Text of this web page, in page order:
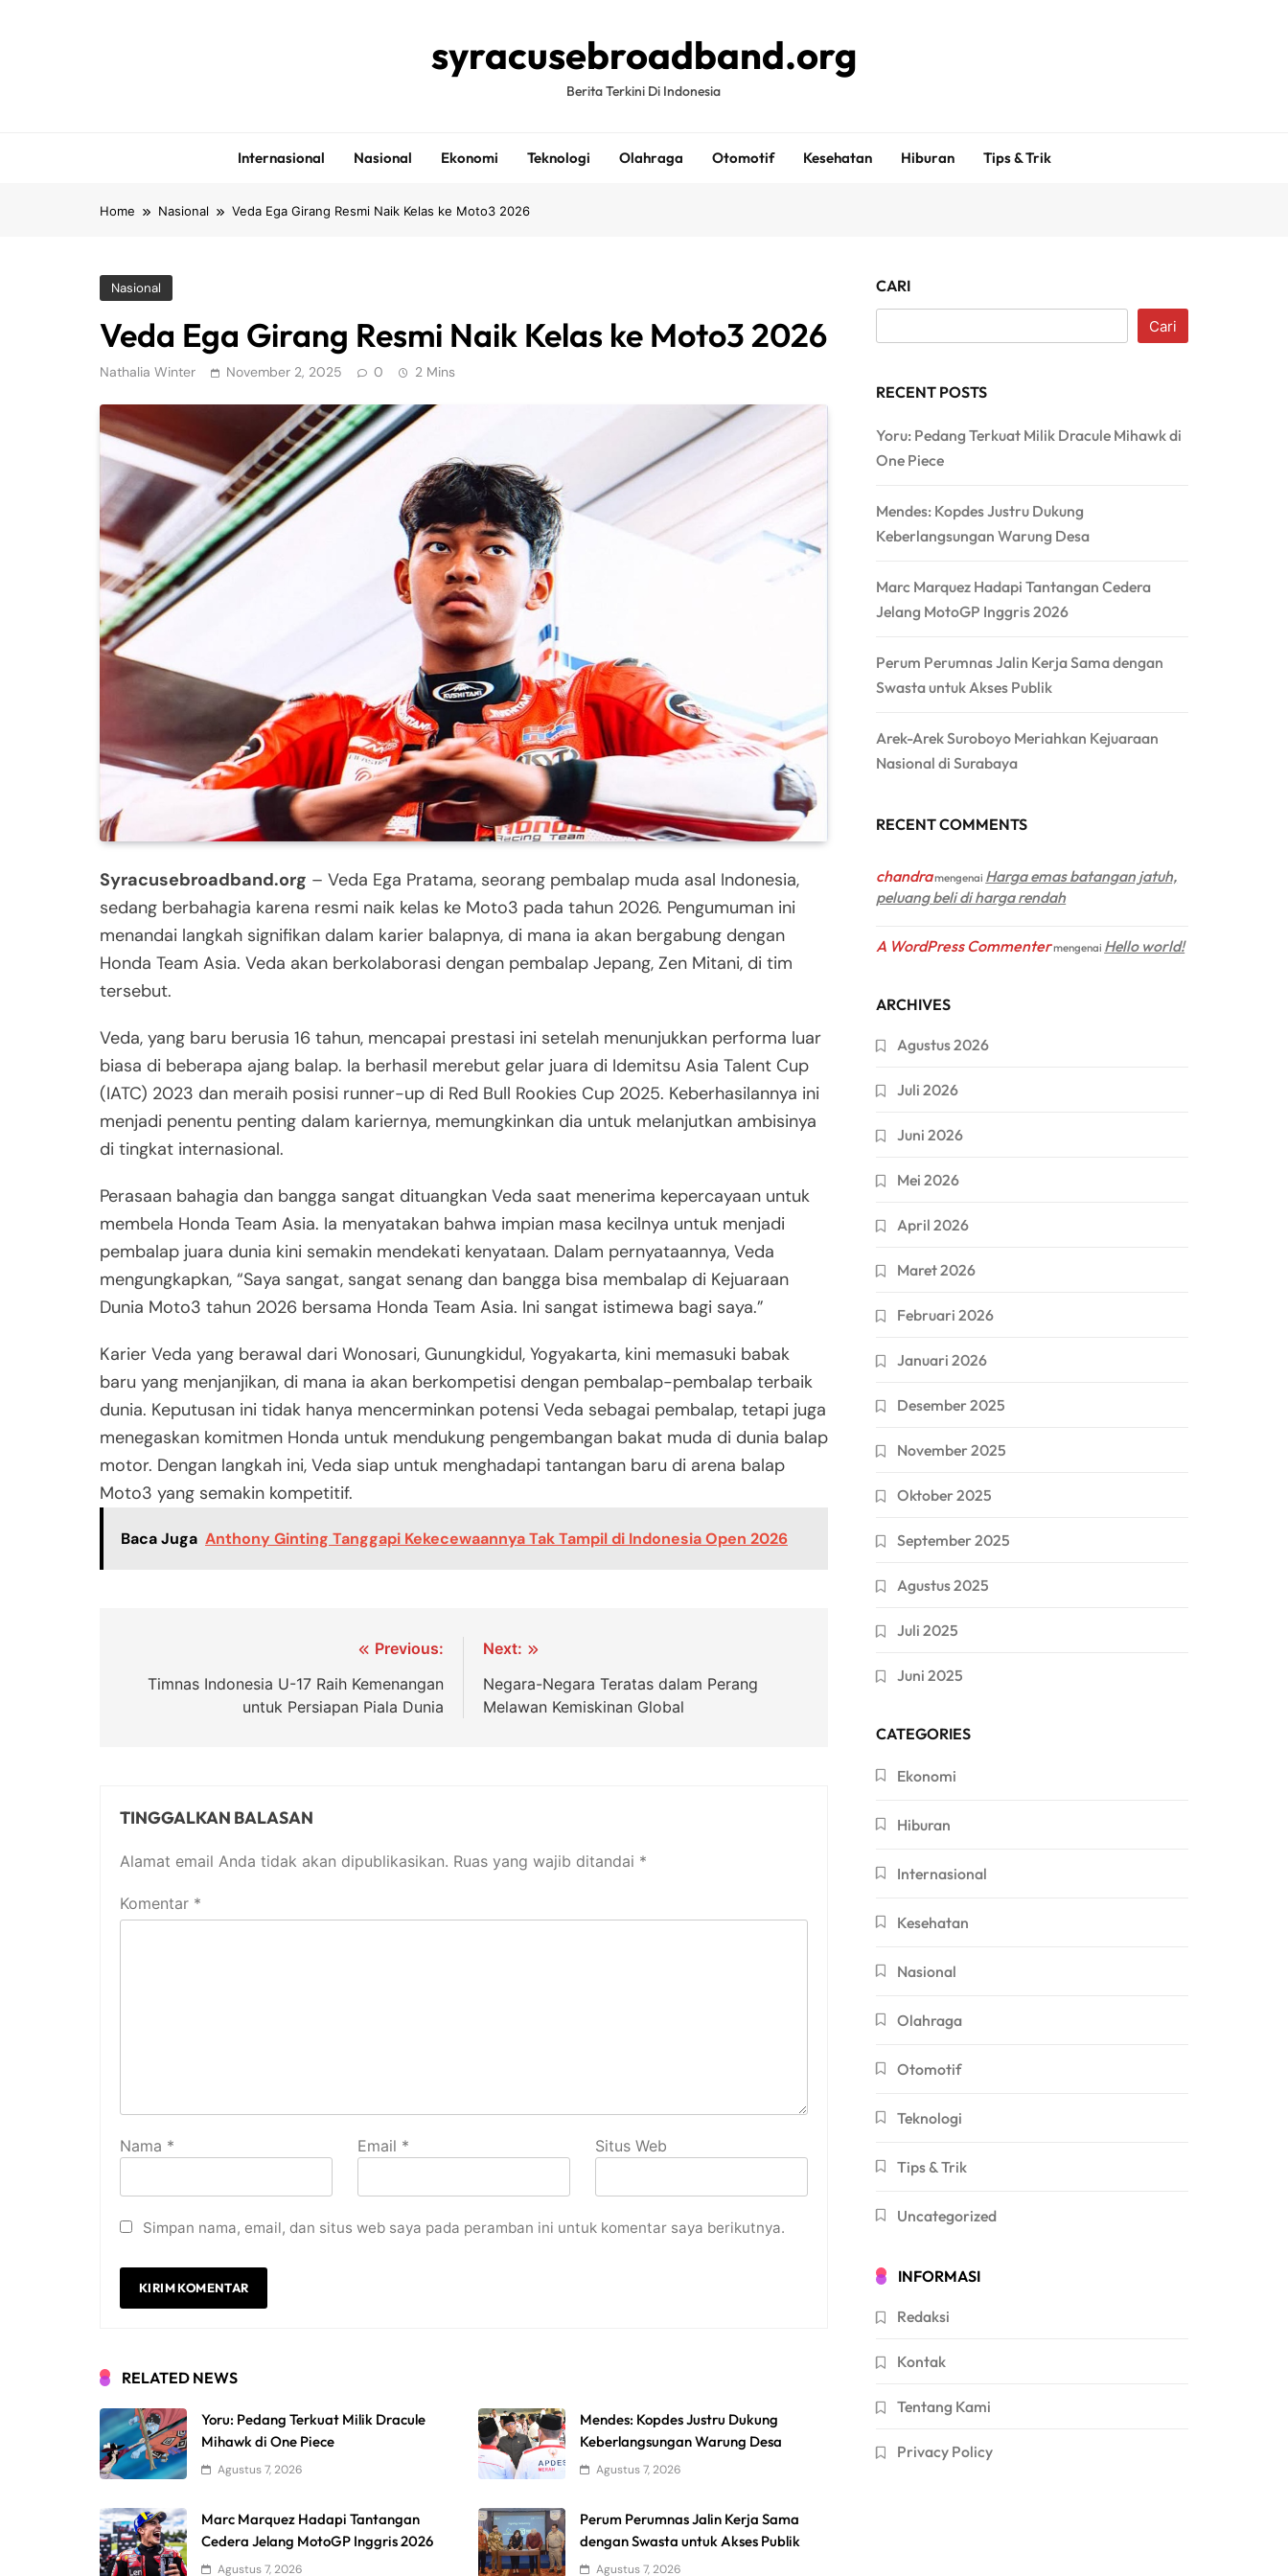
syracusebroadband.org
Berita Terkini Di Indonesia
Internasional Nasional Ekonomi Teknologi Olahraga Otomotif Kesehatan Hiburan Tips & Trik
Home Nasional Veda Ega Girang Resmi Naik Kelas ke Moto3 2026
Nasional
Veda Ega Girang Resmi Naik Kelas ke Moto3 2026
Nathalia Winter November 2, 2025 0 2 Mins
Syracusebroadband.org – Veda Ega Pratama, seorang pembalap muda asal Indonesia,
sedang berbahagia karena resmi naik kelas ke Moto3 pada tahun 2026. Pengumuman ini
menandai langkah signifikan dalam karier balapnya, di mana ia akan bergabung dengan
Honda Team Asia. Veda akan berkolaborasi dengan pembalap Jepang, Zen Mitani, di tim
tersebut.
Veda, yang baru berusia 16 tahun, mencapai prestasi ini setelah menunjukkan performa luar
biasa di beberapa ajang balap. Ia berhasil merebut gelar juara di Idemitsu Asia Talent Cup
(IATC) 2023 dan meraih posisi runner-up di Red Bull Rookies Cup 2025. Keberhasilannya ini
menjadi penentu penting dalam kariernya, memungkinkan dia untuk melanjutkan ambisinya
di tingkat internasional.
Perasaan bahagia dan bangga sangat dituangkan Veda saat menerima kepercayaan untuk
membela Honda Team Asia. Ia menyatakan bahwa impian masa kecilnya untuk menjadi
pembalap juara dunia kini semakin mendekati kenyataan. Dalam pernyataannya, Veda
mengungkapkan, “Saya sangat, sangat senang dan bangga bisa membalap di Kejuaraan
Dunia Moto3 tahun 2026 bersama Honda Team Asia. Ini sangat istimewa bagi saya.”
Karier Veda yang berawal dari Wonosari, Gunungkidul, Yogyakarta, kini memasuki babak
baru yang menjanjikan, di mana ia akan berkompetisi dengan pembalap-pembalap terbaik
dunia. Keputusan ini tidak hanya mencerminkan potensi Veda sebagai pembalap, tetapi juga
menegaskan komitmen Honda untuk mendukung pengembangan bakat muda di dunia balap
motor. Dengan langkah ini, Veda siap untuk menghadapi tantangan baru di arena balap
Moto3 yang semakin kompetitif.
Baca Juga Anthony Ginting Tanggapi Kekecewaannya Tak Tampil di Indonesia Open 2026
pos
Previous:
Timnas Indonesia U-17 Raih Kemenangan
untuk Persiapan Piala Dunia
Next:
Negara-Negara Teratas dalam Perang
Melawan Kemiskinan Global
TINGGALKAN BALASAN
Alamat email Anda tidak akan dipublikasikan. Ruas yang wajib ditandai *
Komentar *
Nama * Email * Situs Web
Simpan nama, email, dan situs web saya pada peramban ini untuk komentar saya berikutnya.
RELATED NEWS
Yoru: Pedang Terkuat Milik Dracule
Mihawk di One Piece
Agustus 7, 2026
Mendes: Kopdes Justru Dukung
Keberlangsungan Warung Desa
Agustus 7, 2026
Marc Marquez Hadapi Tantangan
Cedera Jelang MotoGP Inggris 2026
Agustus 7, 2026
Perum Perumnas Jalin Kerja Sama
dengan Swasta untuk Akses Publik
Agustus 7, 2026
CARI
Cari
RECENT POSTS
Yoru: Pedang Terkuat Milik Dracule Mihawk di
One Piece
Mendes: Kopdes Justru Dukung
Keberlangsungan Warung Desa
Marc Marquez Hadapi Tantangan Cedera
Jelang MotoGP Inggris 2026
Perum Perumnas Jalin Kerja Sama dengan
Swasta untuk Akses Publik
Arek-Arek Suroboyo Meriahkan Kejuaraan
Nasional di Surabaya
RECENT COMMENTS
chandramengenai Harga emas batangan jatuh,
peluang beli di harga rendah
A WordPress Commentermengenai Hello world!
ARCHIVES
Agustus 2026
Juli 2026
Juni 2026
Mei 2026
April 2026
Maret 2026
Februari 2026
Januari 2026
Desember 2025
November 2025
Oktober 2025
September 2025
Agustus 2025
Juli 2025
Juni 2025
CATEGORIES
Ekonomi
Hiburan
Internasional
Kesehatan
Nasional
Olahraga
Otomotif
Teknologi
Tips & Trik
Uncategorized
INFORMASI
Redaksi
Kontak
Tentang Kami
Privacy Policy